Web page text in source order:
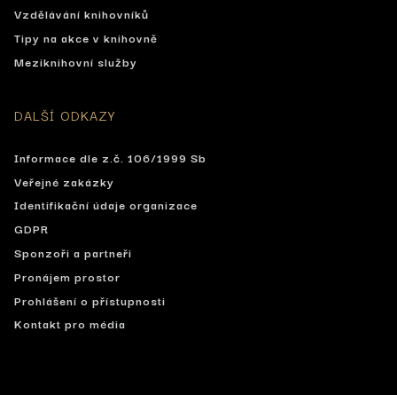
Vzdělávání knihovníků
Tipy na akce v knihovně
Meziknihovní služby
DALŠÍ ODKAZY
Informace dle z.č. 106/1999 Sb
Veřejné zakázky
Identifikační údaje organizace
GDPR
Sponzoři a partneři
Pronájem prostor
Prohlášení o přístupnosti
Kontakt pro média